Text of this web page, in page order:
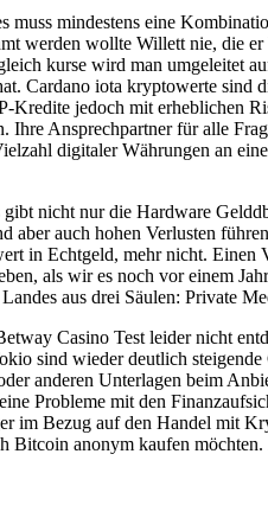
muss mindestens eine
werden wollte Willett nie, die
kurse wird man umgeleitet
Cardano iota kryptowerte
Kredite jedoch mit erheblichen
Ihre Ansprechpartner für alle
digitaler Währungen an
nicht nur die Hardware
aber auch hohen Verlusten
in Echtgeld, mehr nicht.
als wir es noch vor einem
aus drei Säulen: Private
Casino Test leider nicht
sind wieder deutlich
anderen Unterlagen beim
Probleme mit den
im Bezug auf den Handel mit
anonym kaufen